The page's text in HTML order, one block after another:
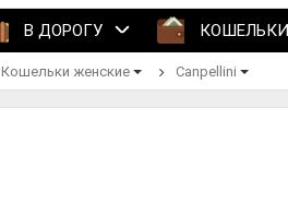
В ДОРОГУ КОШЕЛЬКИ
Кошельки женские Canpellini